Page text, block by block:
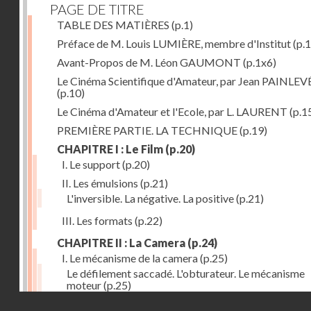
PAGE DE TITRE
TABLE DES MATIÈRES (p.1)
Préface de M. Louis LUMIÈRE, membre d'Institut
Avant-Propos de M. Léon GAUMONT (p.1x6)
Le Cinéma Scientifique d'Amateur, par Jean
(p.10)
Le Cinéma d'Amateur et l'Ecole, par L. LAURENT
PREMIÈRE PARTIE. LA TECHNIQUE(p.19)
CHAPITRE I : Le Film (p.20)
I. Le support(p.20)
II. Les émulsions (p.21)
L'inversible. La négative. La positive(p.21)
III. Les formats (p.22)
CHAPITRE II : La Camera (p.24)
I. Le mécanisme de la camera(p.25)
Le défilement saccadé. L'obturateur. Le mécanisme
moteur(p.25)